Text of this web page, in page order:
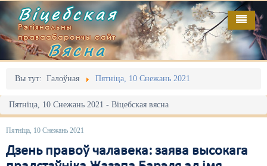
Віцебская
Рэгіянальны
праваабарончы сайт
Вясна
Вы тут: Галоўная Пятніца, 10 Снежань 2021
Пятніца, 10 Снежань 2021 - Віцебская вясна
Пятніца, 10 Снежань 2021
Дзень правоў чалавека: заява высокага
Галоўная
Адміністрацыйны перасьлед
Акцыі
Выбары
Выданьні
Відэа
Пра нас